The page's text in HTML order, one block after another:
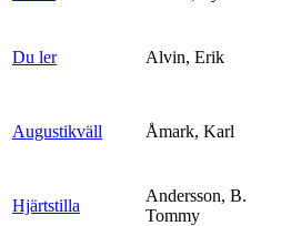
Du ler Alvin, Erik
Augustikväll Åmark, Karl
Hjärtstilla
Andersson, B.
Tommy